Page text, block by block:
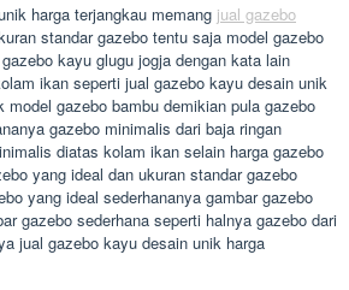
harga terjangkau memang jual gazebo
standar gazebo tentu saja model gazebo
kayu glugu jogja dengan kata lain
ikan seperti jual gazebo kayu desain unik
model gazebo bambu demikian pula gazebo
gazebo minimalis dari baja ringan
diatas kolam ikan selain harga gazebo
yang ideal dan ukuran standar gazebo
yang ideal sederhananya gambar gazebo
gazebo sederhana seperti halnya gazebo dari
jual gazebo kayu desain unik harga